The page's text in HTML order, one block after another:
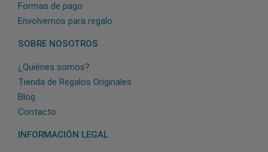
Formas de pago
Envolvemos para regalo
SOBRE NOSOTROS
¿Quiénes somos?
Tienda de Regalos Originales
Blog
Contacto
INFORMACIÓN LEGAL